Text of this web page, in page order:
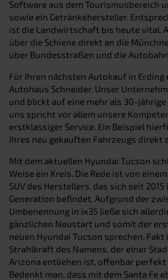
Software aus dem Tourismusbereich
sowie ein Getränkehersteller.
ist die Landwirtschaft bis heute vital.
über die Schiene direkt an die
über Bundesstraßen und die
Für Ihren nächsten Autokauf in
Autohaus Schneider. Unser
und blickt auf eine mehr als 30-
uns spricht vor allem unsere
erstklassiger Service. Ein Beispiel
Ihres neu gekauften Fahrzeugs direkt
Mit dem aktuellen Hyundai Tucson
Weise ein Kreis. Die Rede ist von
SUV des Herstellers, das sich seit
Generation befindet. Aufgrund der
Umbenennung in ix35 ließe sich
gänzlichen Neustart und somit der
neuen Hyundai Tucson sprechen. Fakt
Strahlkraft des Namens, der einer
Arizona entliehen ist, offenbar perfekt
Bedenkt man, dass mit dem Santa Fe